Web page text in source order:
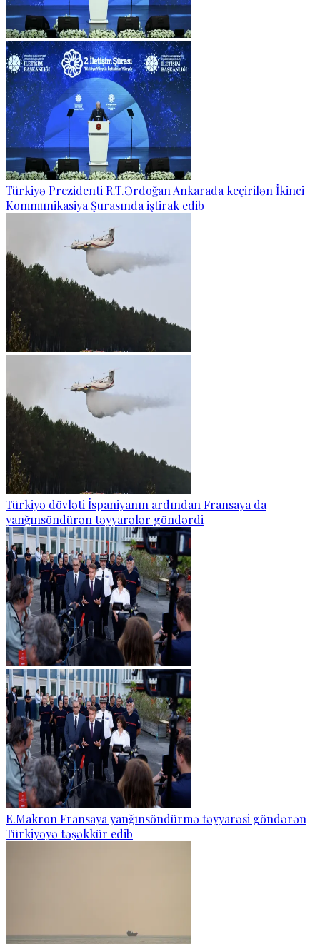
Türkiyə Prezidenti R.T.Ərdoğan Ankarada keçirilən İkinci
Kommunikasiya Şurasında iştirak edib
Türkiyə dövləti İspaniyanın ardından Fransaya da
yanğınsöndürən təyyarələr göndərdi
E.Makron Fransaya yanğınsöndürmə təyyarəsi göndərən
Türkiyəyə təşəkkür edib